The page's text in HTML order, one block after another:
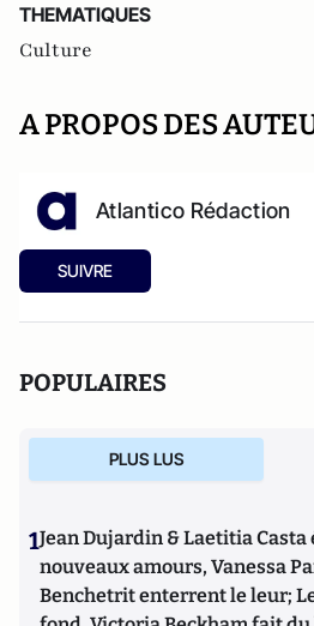
THEMATIQUES
Culture
A PROPOS DES
Atlantico Rédaction
SUIVRE
POPULAIRES
PLUS LUS
1Jean Dujardin & Laetitia
nouveaux amours, Vanessa
Benchetrit enterrent le leur;